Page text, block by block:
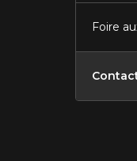
Foire